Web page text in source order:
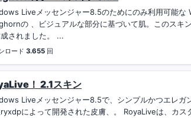
Liveメッセンジャー8.5のためにのみ利用可能な
の 、ビジュアルな部分に基づいて肌。このスキ
されました。 ...
ロード3.655 回
！ 2.1スキン
Liveメッセンジャー8.5で、シンプルかつエレガ
によって開発された皮膚、。 RoyaLiveは、カス